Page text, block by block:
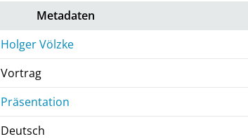
Metadaten
Holger Völzke
Vortrag
Präsentation
Deutsch